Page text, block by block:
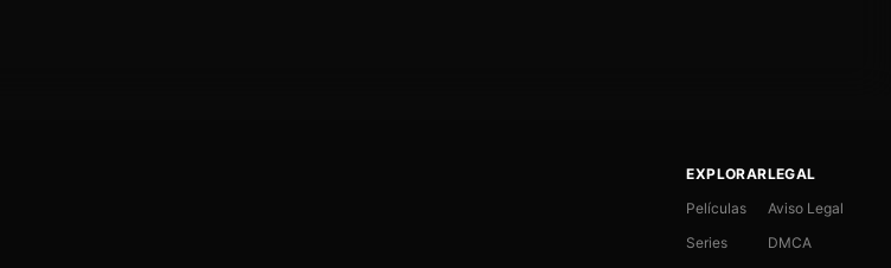
EXPLORAR
Películas
Series
LEGAL
Aviso Legal
DMCA